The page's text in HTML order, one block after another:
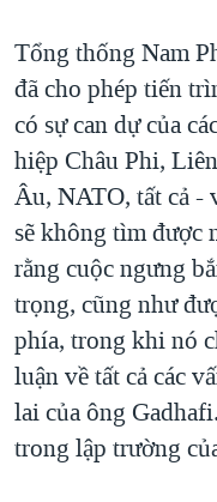
Tổng thống Nam
đã cho phép tiến
có sự can dự của
hiệp Châu Phi,
Âu, NATO, tất cả -
sẽ không tìm được
rằng cuộc ngưng
trọng, cũng như
phía, trong khi nó
luận về tất cả các
lai của ông
trong lập trường